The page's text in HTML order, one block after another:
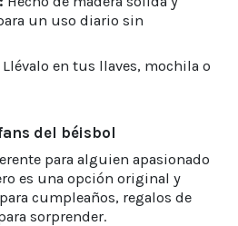
un uso diario sin
Llévalo en tus llaves, mochila o
del béisbol
para alguien apasionado
es una opción original y
cumpleaños, regalos de
sorprender.